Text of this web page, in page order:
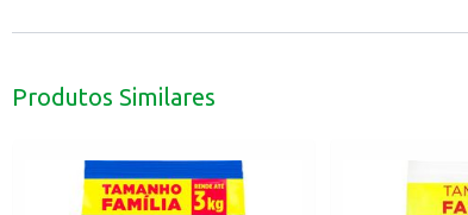
Produtos Similares